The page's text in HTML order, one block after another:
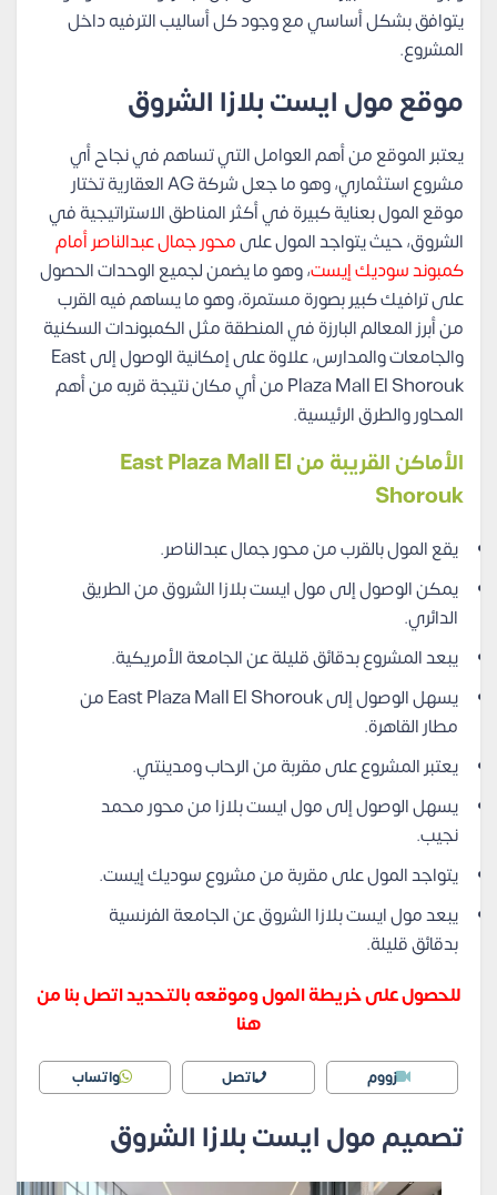
يتوافق بشكل أساسي مع وجود كل أساليب الترفيه داخل
المشروع.
موقع مول ايست بلازا الشروق
يعتبر الموقع من أهم العوامل التي تساهم في نجاح أي
مشروع استثماري، وهو ما جعل شركة AG العقارية تختار
موقع المول بعناية كبيرة في أكثر المناطق الاستراتيجية في
الشروق، حيث يتواجد المول علىمحور جمال عبدالناصر أمام
كمبوند سوديك إيست، وهو ما يضمن لجميع الوحدات الحصول
على ترافيك كبير بصورة مستمرة، وهو ما يساهم فيه القرب
من أبرز المعالم البارزة في المنطقة مثل الكمبوندات السكنية
والجامعات والمدارس، علاوة على إمكانية الوصول إلى East
Plaza Mall El Shorouk من أي مكان نتيجة قربه من أهم
المحاور والطرق الرئيسية.
الأماكن القريبة من East Plaza Mall El
Shorouk
يقع المول بالقرب من محور جمال عبدالناصر.
يمكن الوصول إلى مول ايست بلازا الشروق من الطريق
الدائري.
يبعد المشروع بدقائق قليلة عن الجامعة الأمريكية.
يسهل الوصول إلى East Plaza Mall El Shorouk من
مطار القاهرة.
يعتبر المشروع على مقربة من الرحاب ومدينتي.
يسهل الوصول إلى مول ايست بلازا من محور محمد
نجيب.
يتواجد المول على مقربة من مشروع سوديك إيست.
يبعد مول ايست بلازا الشروق عن الجامعة الفرنسية
بدقائق قليلة.
للحصول على خريطة المول وموقعه بالتحديد اتصل بنا من
هنا
زووم اتصل واتساب
تصميم مول ايست بلازا الشروق